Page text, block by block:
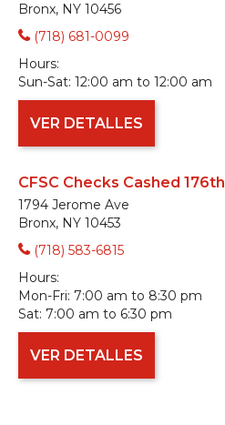
Bronx, NY 10456
(718) 681-0099
Hours:
Sun-Sat: 12:00 am to 12:00 am
VER DETALLES
CFSC Checks Cashed 176th
1794 Jerome Ave
Bronx, NY 10453
(718) 583-6815
Hours:
Mon-Fri: 7:00 am to 8:30 pm
Sat: 7:00 am to 6:30 pm
VER DETALLES